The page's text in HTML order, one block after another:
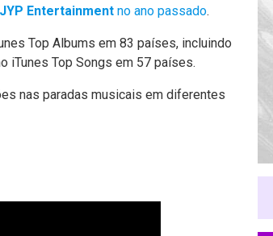
JYP Entertainment no ano passado.
Top Albums em 83 países, incluindo
iTunes Top Songs em 57 países.
nas paradas musicais em diferentes